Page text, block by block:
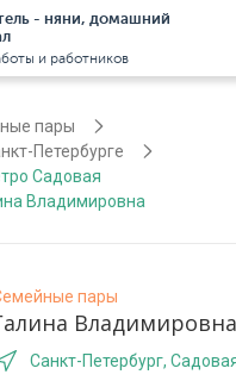
- няни, домашний
и работников
Петербург
пары
Петербурге
Садовая
Владимировна
пары
Санкт-Петербург,